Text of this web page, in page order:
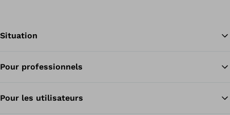
Situation
Pour professionnels
Pour les utilisateurs